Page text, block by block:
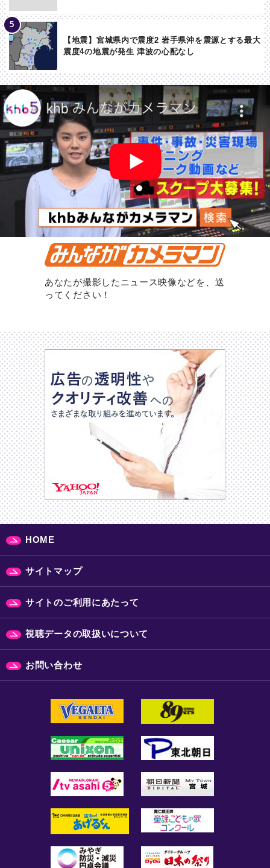
【地震】宮城県内で震度2 岩手県沖を震源とする最大
震度4の地震が発生 津波の心配なし
あなたが撮影したニュース映像などを、送
ってください！
HOME
サイトマップ
サイトのご利用にあたって
視聴データの取扱いについて
お問い合わせ